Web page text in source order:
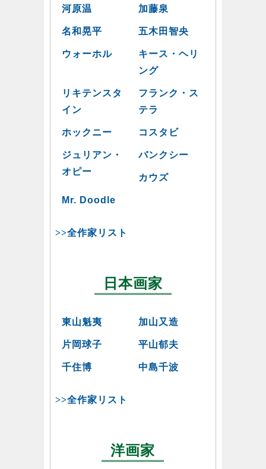
河原温 加藤泉
名和晃平 五木田智央
ウォーホル
キース・ヘリ
ング
リキテンスタ
イン
フランク・ス
テラ
ホックニー コスタビ
ジュリアン・
オピー
バンクシー
カウズ
Mr. Doodle
>>全作家リスト
日本画家
東山魁夷 加山又造
片岡球子 平山郁夫
千住博 中島千波
>>全作家リスト
洋画家